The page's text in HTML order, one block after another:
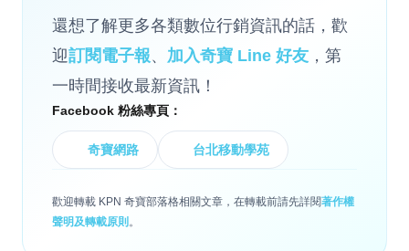
還想了解更多各類數位行銷資訊的話，歡
迎訂閱電子報、 加入奇寶 Line 好友 ，第
一時間接收最新資訊！
Facebook 粉絲專頁：
奇寶網路 台北移動學苑
歡迎轉載 KPN 奇寶部落格相關文章，在轉載前請先詳閱著作權
聲明及轉載原則 。